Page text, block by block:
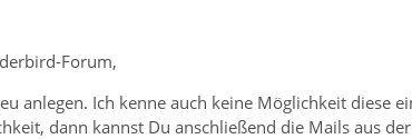
Forum,
anlegen. Ich kenne auch keine Möglichkeit diese
dann kannst Du anschließend die Mails aus